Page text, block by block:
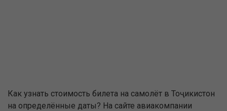
Как узнать стоимость билета на самолёт в Тоҷикистон
на определённые даты? На сайте авиакомпании